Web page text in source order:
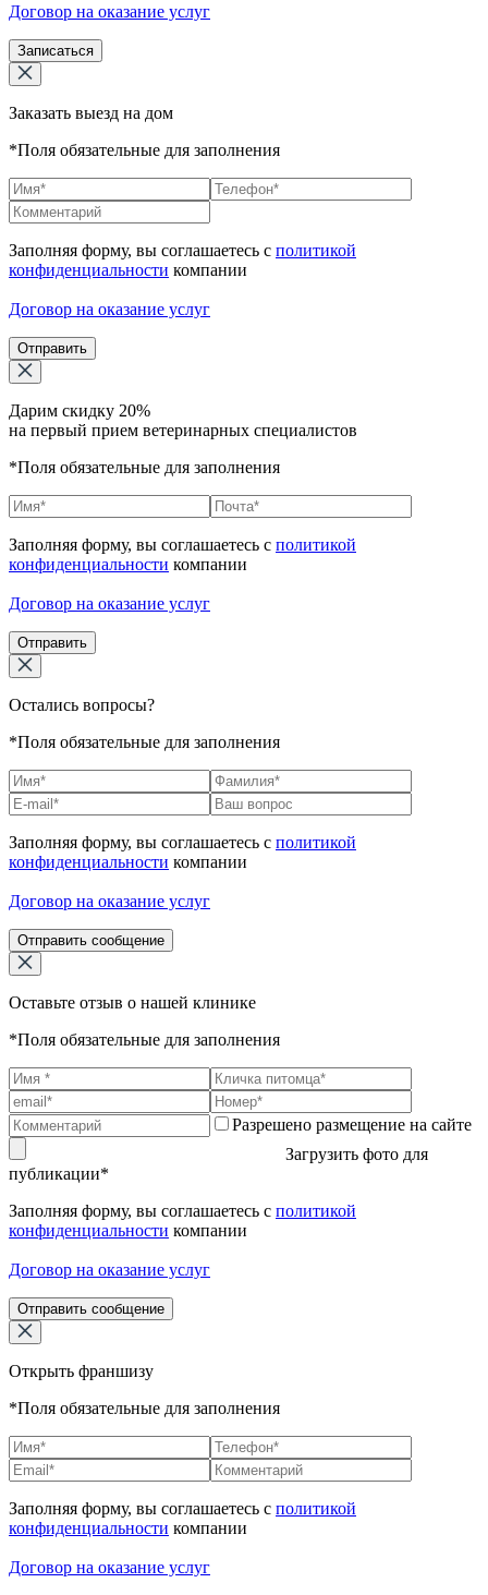
Договор на оказание услуг
Записаться
Заказать выезд на дом
*Поля обязательные для заполнения
Заполняя форму, вы соглашаетесь с политикой
конфиденциальности компании
Договор на оказание услуг
Отправить
Дарим скидку 20%
на первый прием ветеринарных специалистов
*Поля обязательные для заполнения
Заполняя форму, вы соглашаетесь с политикой
конфиденциальности компании
Договор на оказание услуг
Отправить
Остались вопросы?
*Поля обязательные для заполнения
Заполняя форму, вы соглашаетесь с политикой
конфиденциальности компании
Договор на оказание услуг
Отправить сообщение
Оставьте отзыв о нашей клинике
*Поля обязательные для заполнения
Разрешено размещение на сайте
Загрузить фото для
публикации*
Заполняя форму, вы соглашаетесь с политикой
конфиденциальности компании
Договор на оказание услуг
Отправить сообщение
Открыть франшизу
*Поля обязательные для заполнения
Заполняя форму, вы соглашаетесь с политикой
конфиденциальности компании
Договор на оказание услуг